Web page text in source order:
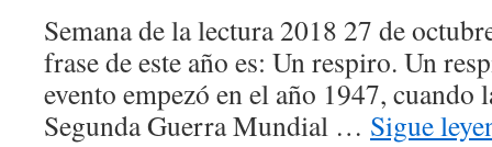
Semana de la lectura 2018 27 de
frase de este año es: Un respiro. Un
evento empezó en el año 1947, cuando
Segunda Guerra Mundial … Sigue